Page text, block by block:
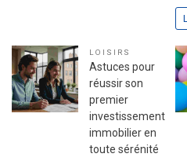
exprimer
passion
lettre
de
LOISIRS
Astuces pour
réussir son
premier
investissement
immobilier en
toute sérénité